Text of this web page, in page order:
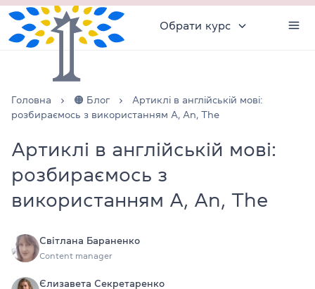
Обрати курс
Головна 🟠 Блог
Артиклі в англійській мові:
розбираємось з використанням A, An, The
Артиклі в англійській мові:
розбираємось з
використанням A, An, The
Світлана Бараненко
Content manager
Єлизавета Секретаренко